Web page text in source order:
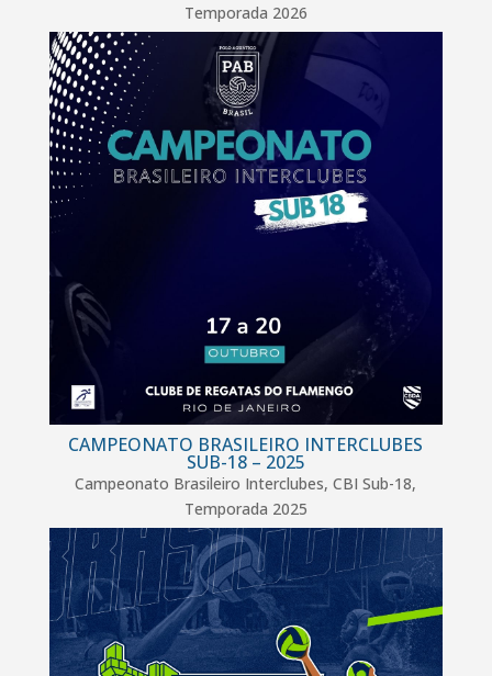
Temporada 2026
CAMPEONATO BRASILEIRO INTERCLUBES
SUB-18 – 2025
Campeonato Brasileiro Interclubes,CBI Sub-18,
Temporada 2025